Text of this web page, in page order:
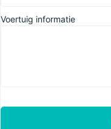
Voertuig informatie